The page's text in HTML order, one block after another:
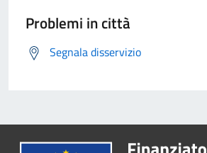
Problemi in città
Segnala disservizio